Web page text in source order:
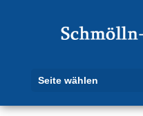
Seite wählen